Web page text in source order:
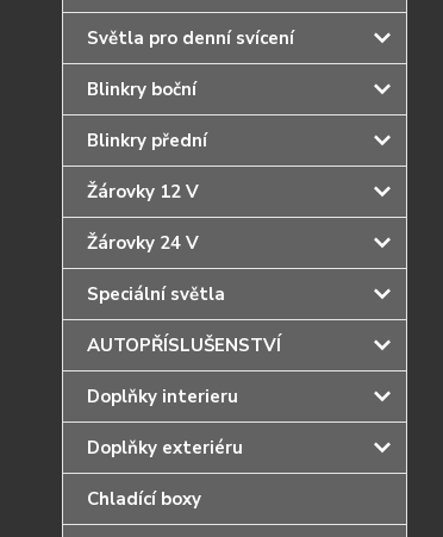
Světla pro denní svícení
Blinkry boční
Blinkry přední
Žárovky 12 V
Žárovky 24 V
Speciální světla
AUTOPŘÍSLUŠENSTVÍ
Doplňky interieru
Doplňky exteriéru
Chladící boxy